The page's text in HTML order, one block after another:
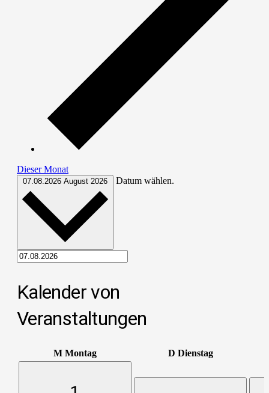
Dieser Monat
07.08.2026 August 2026 Datum wählen.
Kalender von
Veranstaltungen
M Montag D Dienstag